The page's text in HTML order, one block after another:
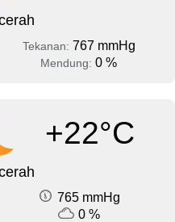
Tekanan: 767 mmHg
Mendung: 0 %
+22°C
765 mmHg
0 %